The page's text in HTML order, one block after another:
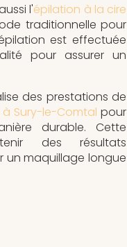
l'épilation à la cire
traditionnelle pour
est effectuée
pour assurer un
des prestations de
Sury-le-Comtal pour
durable. Cette
des résultats
un maquillage longue